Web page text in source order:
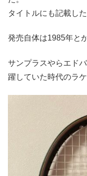
タイトルにも記載し
発売自体は1985年と
サンプラスやらエド
躍していた時代のラ